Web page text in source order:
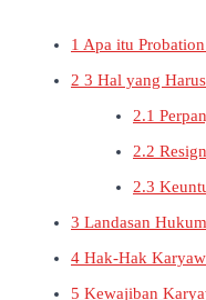
1 Apa itu
2 3 Hal yang
2.1
2.2
2.3
3 Landasan
4 Hak-Hak
5 Kewajiban